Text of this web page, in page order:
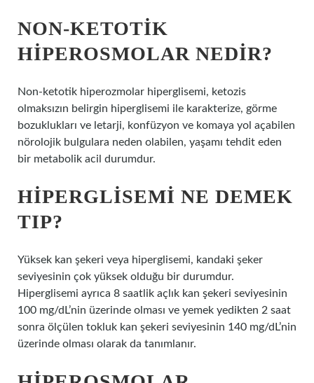
NON-KETOTIK
HIPEROSMOLAR NEDIR?
Non-ketotik hiperozmolar hiperglisemi, ketozis
olmaksızın belirgin hiperglisemi ile karakterize, görme
bozuklukları ve letarji, konfüzyon ve komaya yol açabilen
nörolojik bulgulara neden olabilen, yaşamı tehdit eden
bir metabolik acil durumdur.
HIPERGLISEMI NE DEMEK
TIP?
Yüksek kan şekeri veya hiperglisemi, kandaki şeker
seviyesinin çok yüksek olduğu bir durumdur.
Hiperglisemi ayrıca 8 saatlik açlık kan şekeri seviyesinin
100 mg/dL’nin üzerinde olması ve yemek yedikten 2 saat
sonra ölçülen tokluk kan şekeri seviyesinin 140 mg/dL’nin
üzerinde olması olarak da tanımlanır.